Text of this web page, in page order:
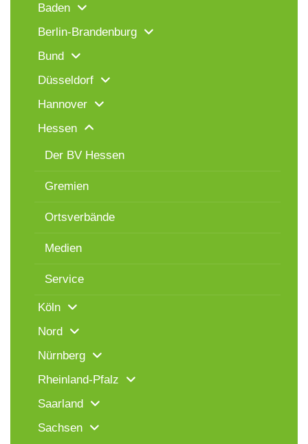
Baden
Berlin-Brandenburg
Bund
Düsseldorf
Hannover
Hessen
Der BV Hessen
Gremien
Ortsverbände
Medien
Service
Köln
Nord
Nürnberg
Rheinland-Pfalz
Saarland
Sachsen